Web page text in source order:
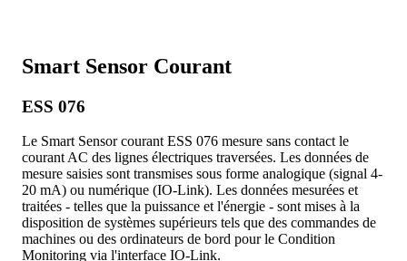
Smart Sensor Courant
ESS 076
Le Smart Sensor courant ESS 076 mesure sans contact le
courant AC des lignes électriques traversées. Les données de
mesure saisies sont transmises sous forme analogique (signal 4-
20 mA) ou numérique (IO-Link). Les données mesurées et
traitées - telles que la puissance et l'énergie - sont mises à la
disposition de systèmes supérieurs tels que des commandes de
machines ou des ordinateurs de bord pour le Condition
Monitoring via l'interface IO-Link.